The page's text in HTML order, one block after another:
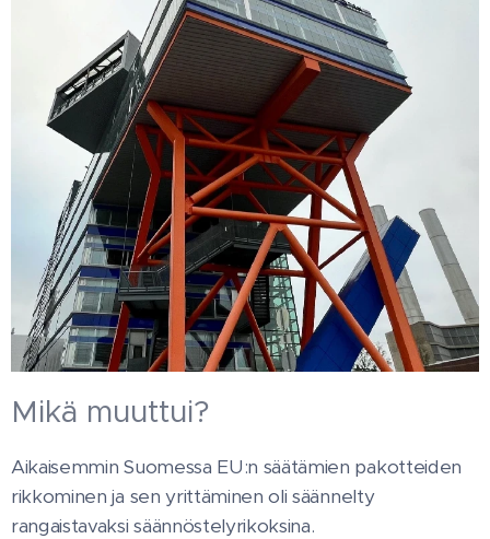
Mikä muuttui?
Aikaisemmin Suomessa EU:n säätämien pakotteiden
rikkominen ja sen yrittäminen oli säännelty
rangaistavaksi säännöstelyrikoksina.